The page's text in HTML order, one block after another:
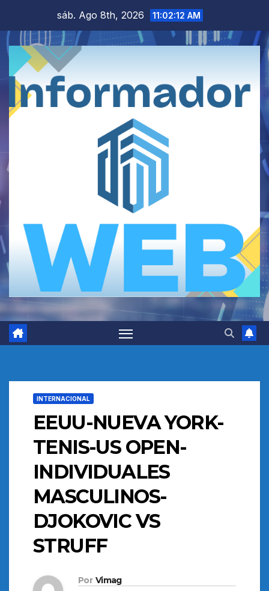
contenido
sáb. Ago 8th, 2026 11:02:13 AM
INTERNACIONAL
EEUU-NUEVA YORK-
TENIS-US OPEN-
INDIVIDUALES
MASCULINOS-
DJOKOVIC VS
STRUFF
Por Vimag